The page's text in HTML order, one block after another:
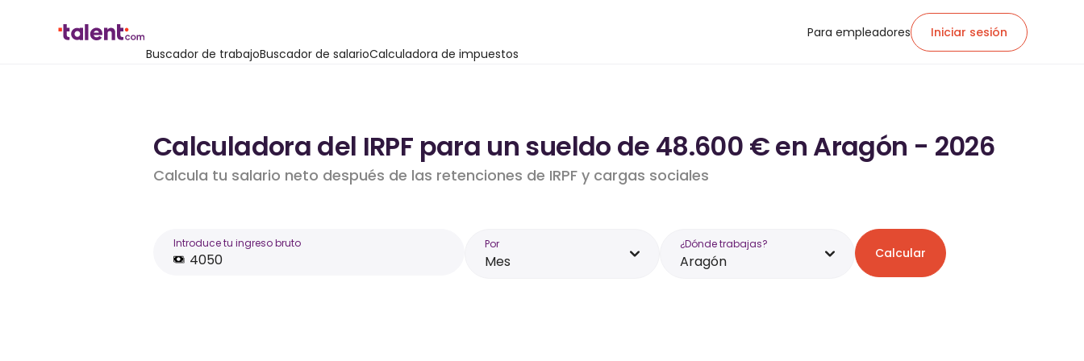
Buscador de trabajoBuscador de salarioCalculadora de impuestos
Para empleadores Iniciar sesión
Calculadora del IRPF para un sueldo de 48.600 € en Aragón - 2026
Calcula tu salario neto después de las retenciones de IRPF y cargas sociales
Introduce tu ingreso bruto Por
Mes
¿Dónde trabajas?
Aragón Calcular